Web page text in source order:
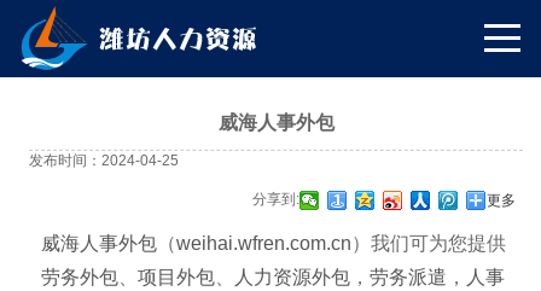
威海人事外包
发布时间：2024-04-25
分享到: 更多
威海人事外包 （weihai.wfren.com.cn）我们可为您提供
劳务外包
项目外包 人力资源外包 ， 劳务派遣 ，
人事